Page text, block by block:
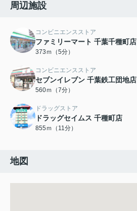
周辺施設
コンビニエンスストア
ファミリーマート 千葉千種町店
373ｍ（5分）
コンビニエンスストア
セブンイレブン 千葉鉄工団地店
560ｍ（7分）
ドラッグストア
ドラッグセイムス 千種町店
855ｍ（11分）
地図